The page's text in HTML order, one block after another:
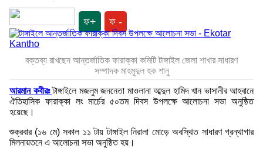
ফ+ ফ -
বক্তব্য রাখছেন আন্তর্জাতিক ফারাক্কা কমিটি টাঙ্গাইল জেলা শাখার সাধারণ
সম্পাদক মাহমুদুল হক শানু
আরমান কবীরঃটাঙ্গাইলে মজলুম জননেতা মাওলানা আব্দুল হামিদ খান ভাসানীর আহবানে
ঐতিহাসিক ফারাক্কা লং মার্চের ৫০তম দিবস উপলক্ষে আলোচনা সভা অনুষ্ঠিত
হয়েছে।
শুক্রবার (১৬ মে) সকাল ১১ টায় টাঙ্গাইল নিরালা মোড়ে অবস্থিত সাধারণ গ্রন্থাগার
মিলনায়তনে এ আলোচনা সভা অনুষ্ঠিত হয়।